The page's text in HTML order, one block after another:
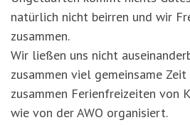
natürlich nicht beirren und wir
zusammen.
Wir ließen uns nicht
zusammen viel gemeinsame
zusammen Ferienfreizeiten von
wie von der AWO organisiert.